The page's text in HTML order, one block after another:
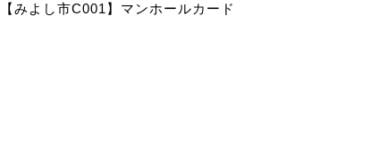
【みよし市C001】マンホールカード